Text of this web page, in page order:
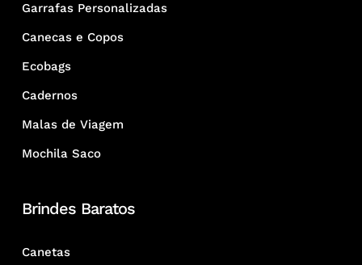
Garrafas Personalizadas
Canecas e Copos
Ecobags
Cadernos
Malas de Viagem
Mochila Saco
Brindes Baratos
Canetas